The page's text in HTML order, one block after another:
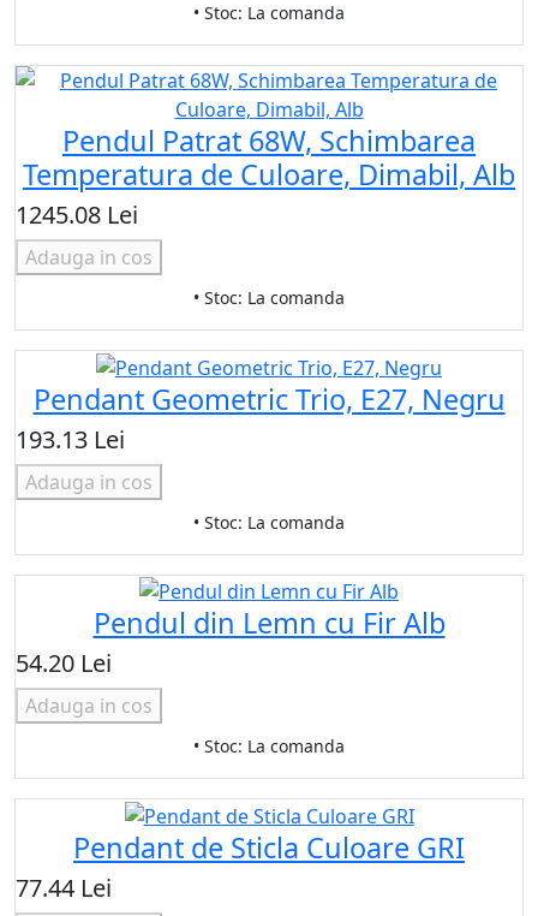
• Stoc: La comanda
Pendul Patrat 68W, Schimbarea
Temperatura de Culoare, Dimabil, Alb
1245.08 Lei
Adauga in cos
• Stoc: La comanda
Pendant Geometric Trio, E27, Negru
193.13 Lei
Adauga in cos
• Stoc: La comanda
Pendul din Lemn cu Fir Alb
54.20 Lei
Adauga in cos
• Stoc: La comanda
Pendant de Sticla Culoare GRI
77.44 Lei